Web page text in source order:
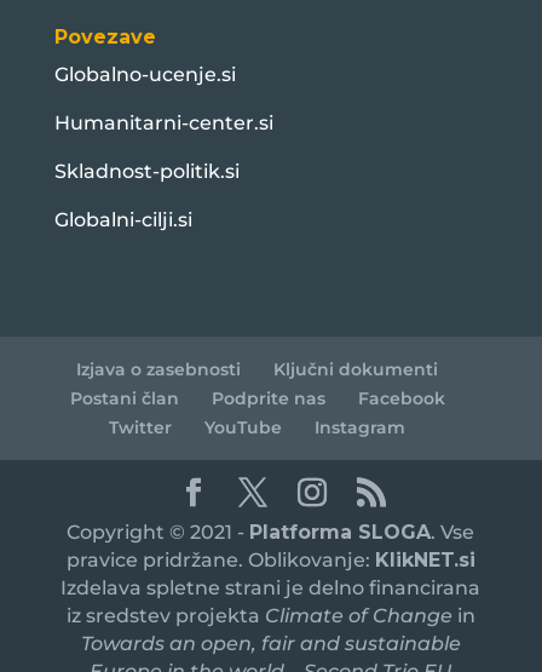
Povezave
Globalno-ucenje.si
Humanitarni-center.si
Skladnost-politik.si
Globalni-cilji.si
Izjava o zasebnosti
Ključni dokumenti
Postani član
Podprite nas
Facebook
Twitter
YouTube Instagram
Copyright © 2021 - Platforma SLOGA. Vse
pravice pridržane. Oblikovanje: KlikNET.si
Izdelava spletne strani je delno financirana
iz sredstev projekta Climate of Change in
Towards an open, fair and sustainable